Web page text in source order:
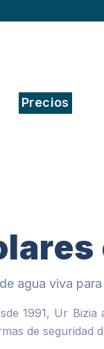
Precios
agua viva
1991, Ur
de seguridad